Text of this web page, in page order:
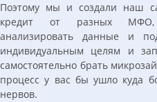
Поэтому мы и создали наш
кредит от разных МФО,
анализировать данные и
индивидуальным целям и
самостоятельно брать
процесс у вас бы ушло куда
нервов.